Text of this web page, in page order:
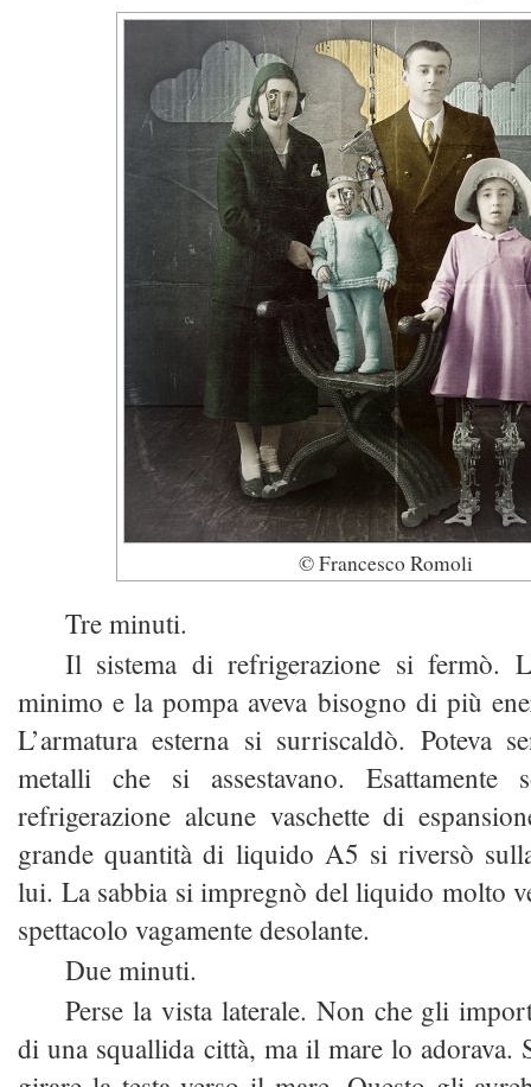
© Francesco Romoli
Tre minuti.
Il sistema di refrigerazione si fermò.
minimo e la pompa aveva bisogno di più
L’armatura esterna si surriscaldò. Poteva
metalli che si assestavano.
refrigerazione alcune vaschette di
grande quantità di liquido A5 si riversò
lui. La sabbia si impregnò del liquido molto
spettacolo vagamente desolante.
Due minuti.
Perse la vista laterale. Non che gli
di una squallida città, ma il mare lo adorava.